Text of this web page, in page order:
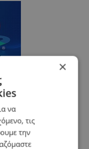
×
να
τις
την